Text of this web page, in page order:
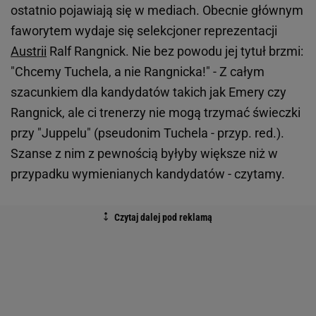
ostatnio pojawiają się w mediach. Obecnie głównym
faworytem wydaje się selekcjoner reprezentacji
Austrii Ralf Rangnick. Nie bez powodu jej tytuł brzmi:
"Chcemy Tuchela, a nie Rangnicka!" - Z całym
szacunkiem dla kandydatów takich jak Emery czy
Rangnick, ale ci trenerzy nie mogą trzymać świeczki
przy "Juppelu" (pseudonim Tuchela - przyp. red.).
Szanse z nim z pewnością byłyby większe niż w
przypadku wymienianych kandydatów - czytamy.